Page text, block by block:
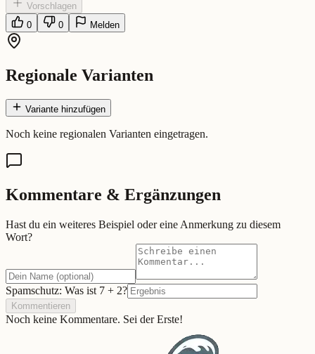
Vorschlagen
0
0 Melden
Regionale Varianten
Variante hinzufügen
Noch keine regionalen Varianten eingetragen.
Kommentare & Ergänzungen
Hast du ein weiteres Beispiel oder eine Anmerkung zu diesem
Wort?
Spamschutz: Was ist 7 + 2?
Kommentieren
Noch keine Kommentare. Sei der Erste!